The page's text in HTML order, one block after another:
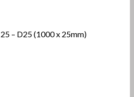
– D25 (1000 x 25mm)